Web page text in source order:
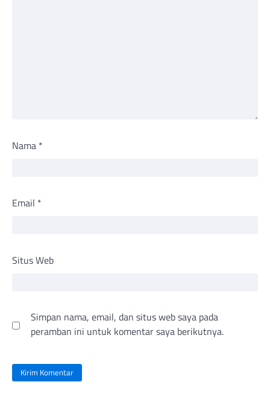
Nama *
Email *
Situs Web
Simpan nama, email, dan situs web saya pada
peramban ini untuk komentar saya berikutnya.